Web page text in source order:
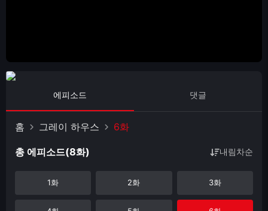
에피소드 댓글
홈 그레이 하우스 6화
총 에피소드(8화) 내림차순
1화 2화 3화